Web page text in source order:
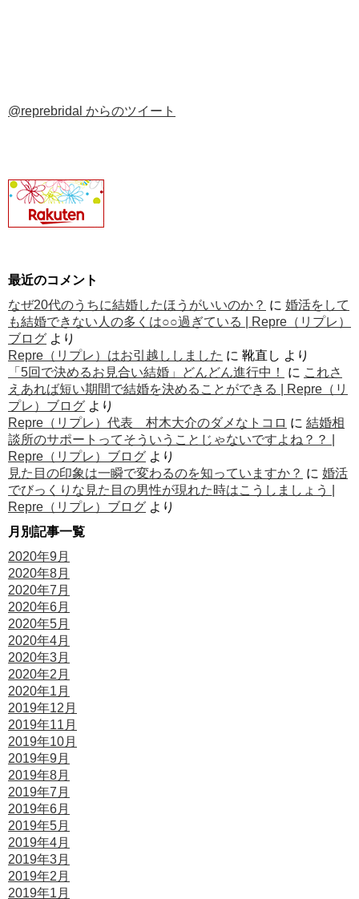
@reprebridal からのツイート
最近のコメント
なぜ20代のうちに結婚したほうがいいのか？ に 婚活をして
も結婚できない人の多くは○○過ぎている | Repre（リプレ）
ブログ より
Repre（リプレ）はお引越ししました に 靴直し より
「5回で決めるお見合い結婚」どんどん進行中！
に これさ
えあれば短い期間で結婚を決めることができる | Repre（リ
プレ）ブログ より
Repre（リプレ）代表 村木大介のダメなトコロ に 結婚相
談所のサポートってそういうことじゃないですよね？？ |
Repre（リプレ）ブログ より
見た目の印象は一瞬で変わるのを知っていますか？ に 婚活
でびっくりな見た目の男性が現れた時はこうしましょう |
Repre（リプレ）ブログ より
月別記事一覧
2020年9月
2020年8月
2020年7月
2020年6月
2020年5月
2020年4月
2020年3月
2020年2月
2020年1月
2019年12月
2019年11月
2019年10月
2019年9月
2019年8月
2019年7月
2019年6月
2019年5月
2019年4月
2019年3月
2019年2月
2019年1月